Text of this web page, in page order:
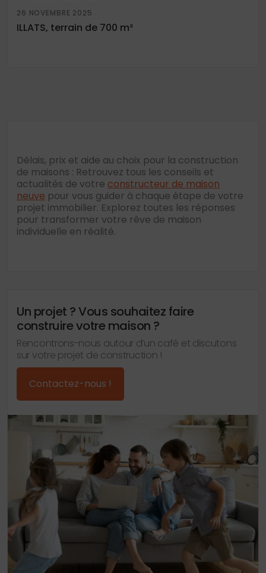
26 NOVEMBRE 2025
ILLATS, terrain de 700 m²
Délais, prix et aide au choix pour la construction
de maisons : Retrouvez tous les conseils et
actualités de votre constructeur de maison
neuve pour vous guider à chaque étape de votre
projet immobilier. Explorez toutes les réponses
pour transformer votre rêve de maison
individuelle en réalité.
Un projet ? Vous souhaitez faire
construire votre maison ?
Rencontrons-nous autour d’un café et discutons
sur votre projet de construction !
Contactez-nous !